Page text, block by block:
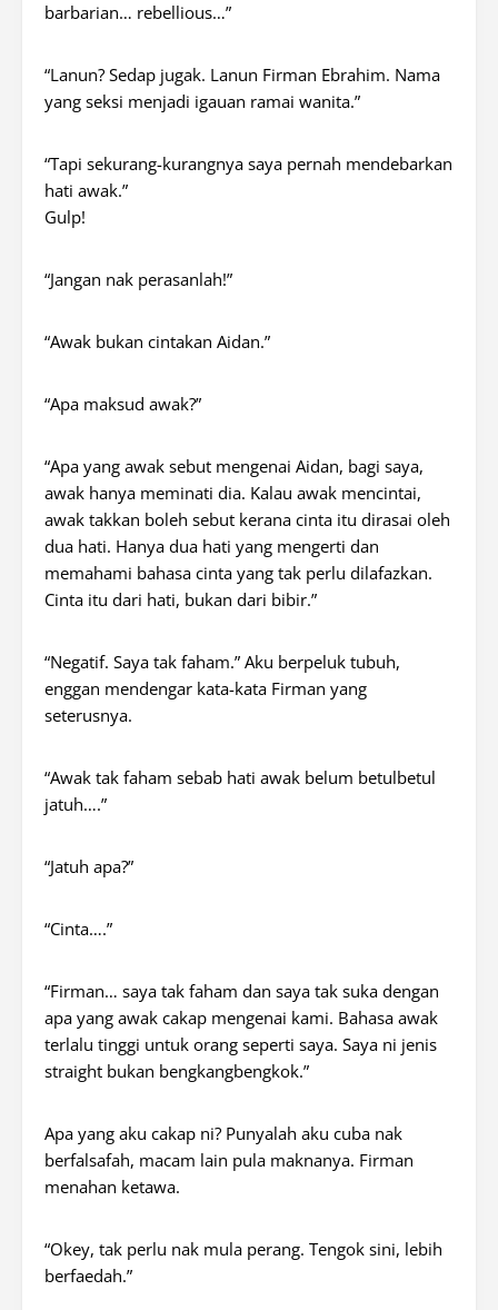
barbarian… rebellious…”
“Lanun? Sedap jugak. Lanun Firman Ebrahim. Nama
yang seksi menjadi igauan ramai wanita.”
“Tapi sekurang-kurangnya saya pernah mendebarkan
hati awak.”
Gulp!
“Jangan nak perasanlah!”
“Awak bukan cintakan Aidan.”
“Apa maksud awak?”
“Apa yang awak sebut mengenai Aidan, bagi saya,
awak hanya meminati dia. Kalau awak mencintai,
awak takkan boleh sebut kerana cinta itu dirasai oleh
dua hati. Hanya dua hati yang mengerti dan
memahami bahasa cinta yang tak perlu dilafazkan.
Cinta itu dari hati, bukan dari bibir.”
“Negatif. Saya tak faham.” Aku berpeluk tubuh,
enggan mendengar kata-kata Firman yang
seterusnya.
“Awak tak faham sebab hati awak belum betulbetul
jatuh….”
“Jatuh apa?”
“Cinta….”
“Firman… saya tak faham dan saya tak suka dengan
apa yang awak cakap mengenai kami. Bahasa awak
terlalu tinggi untuk orang seperti saya. Saya ni jenis
straight bukan bengkangbengkok.”
Apa yang aku cakap ni? Punyalah aku cuba nak
berfalsafah, macam lain pula maknanya. Firman
menahan ketawa.
“Okey, tak perlu nak mula perang. Tengok sini, lebih
berfaedah.”